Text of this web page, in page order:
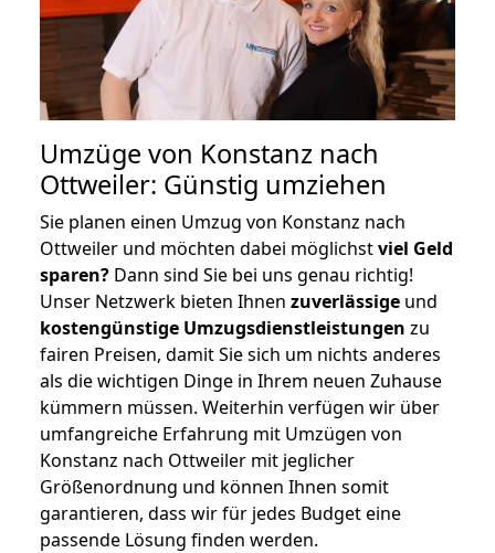
Umzüge von Konstanz nach
Ottweiler: Günstig umziehen
Sie planen einen Umzug von Konstanz nach
Ottweiler und möchten dabei möglichstviel Geld
sparen? Dann sind Sie bei uns genau richtig!
Unser Netzwerk bieten Ihnen zuverlässige und
kostengünstige Umzugsdienstleistungen zu
fairen Preisen, damit Sie sich um nichts anderes
als die wichtigen Dinge in Ihrem neuen Zuhause
kümmern müssen. Weiterhin verfügen wir über
umfangreiche Erfahrung mit Umzügen von
Konstanz nach Ottweiler mit jeglicher
Größenordnung und können Ihnen somit
garantieren, dass wir für jedes Budget eine
passende Lösung finden werden.